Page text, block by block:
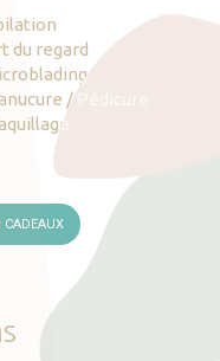
du regard
/ Pédicure
CADEAUX